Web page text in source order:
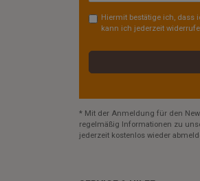
Hiermit bestätige ich, dass
kann ich jederzeit
* Mit der Anmeldung für den
regelmäßig Informationen zu
jederzeit kostenlos wieder